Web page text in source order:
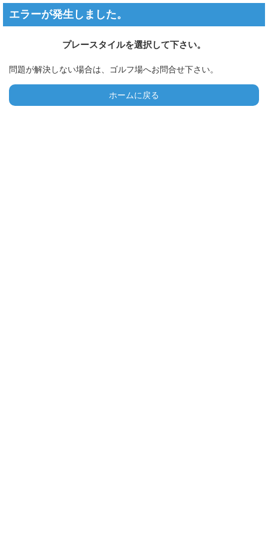
エラーが発生しました。
プレースタイルを選択して下さい。
問題が解決しない場合は、ゴルフ場へお問合せ下さい。
ホームに戻る